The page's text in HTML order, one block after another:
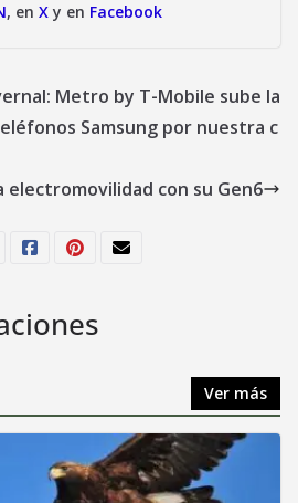
, en X y en Facebook
Metro by T-Mobile sube la
Samsung por nuestra c
electromovilidad con su Gen6
Ver más